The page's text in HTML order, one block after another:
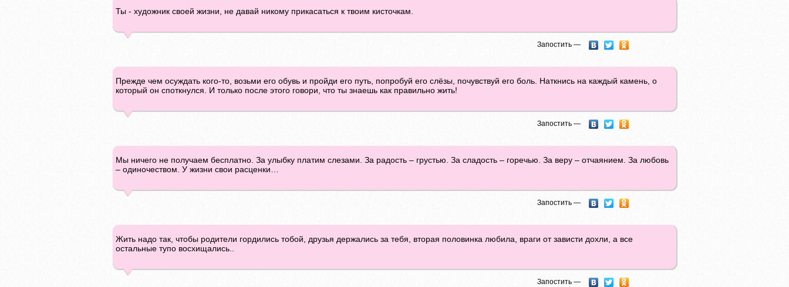
Ты - художник своей жизни, не давай никому прикасаться к твоим кисточкам.
Запостить —
Прежде чем осуждать кого-то, возьми его обувь и пройди его путь, попробуй его слёзы, почувствуй его боль. Наткнись на каждый камень, о
который он споткнулся. И только после этого говори, что ты знаешь как правильно жить!
Запостить —
Мы ничего не получаем бесплатно. За улыбку платим слезами. За радость – грустью. За сладость – горечью. За веру – отчаянием. За любовь
– одиночеством. У жизни свои расценки…
Запостить —
Жить надо так, чтобы родители гордились тобой, друзья держались за тебя, вторая половинка любила, враги от зависти дохли, а все
остальные тупо восхищались..
Запостить —